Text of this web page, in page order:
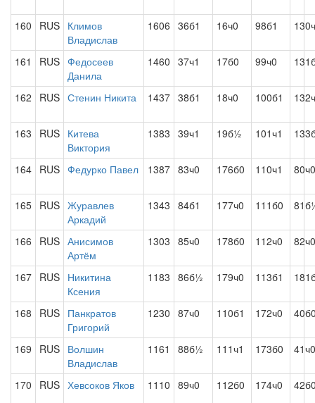
160 RUS Климов
Владислав
1606 36б1 16ч0 98б1
161 RUS Федосеев
Данила
1460 37ч1 17б0 99ч0
162 RUS Стенин Никита 1437 38б1 18ч0 100б1
163 RUS Китева
Виктория
1383 39ч1 19б½ 101ч1
164 RUS Федурко Павел 1387 83ч0 176б0 110ч1 80ч0
165 RUS Журавлев
Аркадий
1343 84б1 177ч0 111б0
166 RUS Анисимов
Артём
1303 85ч0 178б0 112ч0 82ч0
167 RUS Никитина
Ксения
1183 86б½ 179ч0 113б1
168 RUS Панкратов
Григорий
1230 87ч0 110б1 172ч0
169 RUS Волшин
Владислав
1161 88б½ 111ч1 173б0 41ч0
170 RUS Хевсоков Яков 1110 89ч0 112б0 174ч0